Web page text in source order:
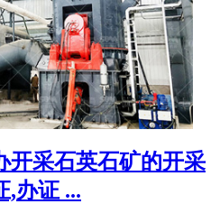
开采石英石矿的开采
,办证 ...